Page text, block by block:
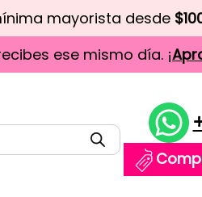
mayorista desde
ese mismo día. ¡